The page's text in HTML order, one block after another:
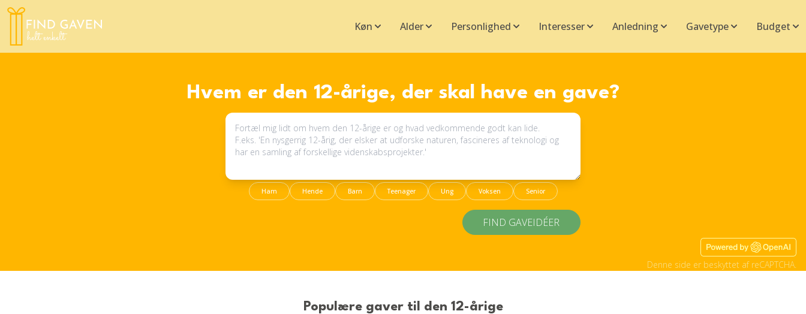
Køn Alder Personlighed Interesser Anledning Gavetype Budget
Hvem er den 12-årige, der skal have en gave?
Ham Hende Barn Teenager Ung Voksen Senior
FIND GAVEIDÉER
Denne side er beskyttet af reCAPTCHA.
Populære gaver til den 12-årige